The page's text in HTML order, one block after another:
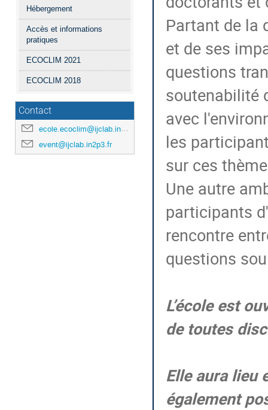
Hébergement
Accès et informations
pratiques
ECOCLIM 2021
ECOCLIM 2018
Contact
ecole.ecoclim@ijclab.in2p3.fr
event@ijclab.in2p3.fr
Partant de la
et de ses
questions
soutenabilité
avec
les
sur ces
Une autre
participants
rencontre
questions
L’écoleest
de toutes
Elle aura lieu
également